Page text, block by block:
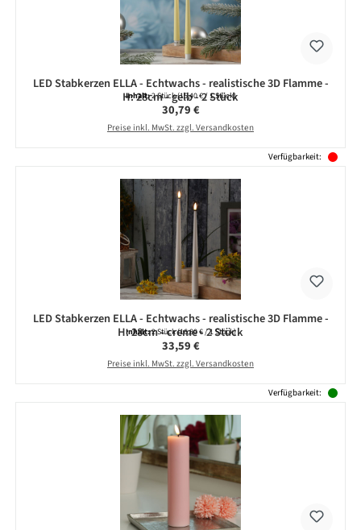
LED Stabkerzen ELLA - Echtwachs - realistische 3D Flamme -
H: 28cm - gelb - 2 Stück
Inhalt:2 Stück(15,40 € / 1 Stück)
Regulärer Preis:
30,79 €
Preise inkl. MwSt. zzgl. Versandkosten
Verfügbarkeit:
LED Stabkerzen ELLA - Echtwachs - realistische 3D Flamme -
H: 28cm - creme - 2 Stück
Inhalt:2 Stück(16,80 € / 1 Stück)
Regulärer Preis:
33,59 €
Preise inkl. MwSt. zzgl. Versandkosten
Verfügbarkeit: